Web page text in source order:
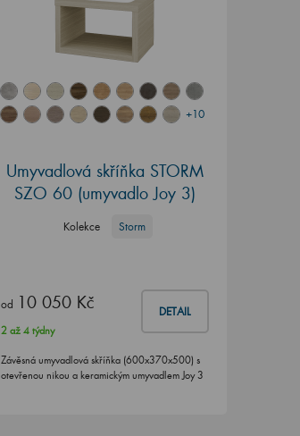
+10
Umyvadlová skříňka STORM
SZO 60 (umyvadlo Joy 3)
Kolekce Storm
od 10 050 Kč DETAIL
2 až 4 týdny
Závěsná umyvadlová skříňka (600x370x500) s
otevřenou nikou a keramickým umyvadlem Joy 3